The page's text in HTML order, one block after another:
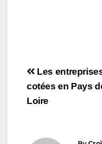
de
l’article
Les
cotées en Pays
Loire